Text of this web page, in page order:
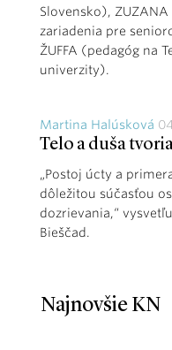
Slovensko),
zariadenia pre
ŽUFFA (pedagóg na
univerzity).
Martina Halúsková
Telo a duša
„Postoj úcty a
dôležitou súčasťou
dozrievania,“
Bieščad.
Najnovšie KN